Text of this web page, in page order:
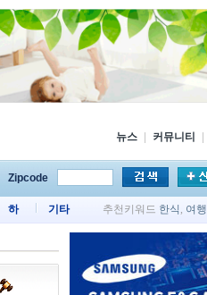
뉴스 커뮤니티
Zipcode
하 기타 추천키워드 한식 , 여행